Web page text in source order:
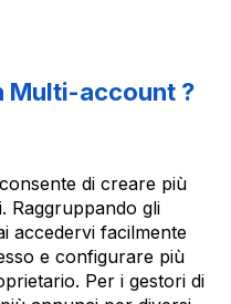
Multi-account ?
di creare più
Raggruppando gli
accedervi facilmente
e configurare più
Per i gestori di